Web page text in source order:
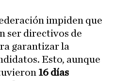
impiden que
ser directivos de
garantizar la
Esto, aunque
16 días